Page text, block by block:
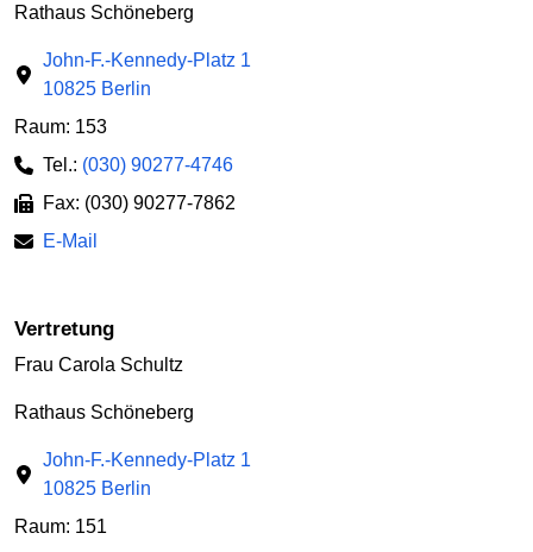
Rathaus Schöneberg
John-F.-Kennedy-Platz 1
10825 Berlin
Raum: 153
Tel.: (030) 90277-4746
Fax: (030) 90277-7862
E-Mail
Vertretung
Frau Carola Schultz
Rathaus Schöneberg
John-F.-Kennedy-Platz 1
10825 Berlin
Raum: 151